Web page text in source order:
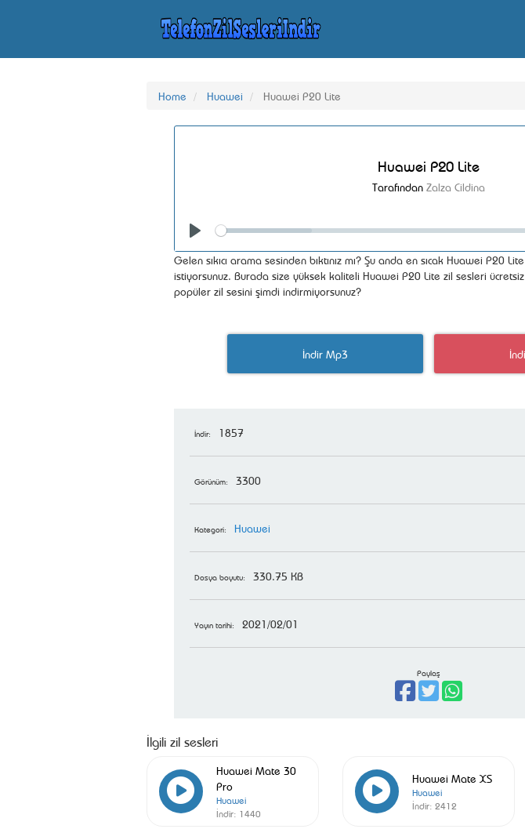
Home Huawei Huawei P20 Lite
Huawei P20 Lite
Tarafından Zalza Cildina
Seek
Gelen sıkıcı arama sesinden bıktınız mı? Şu anda en sıcak Huawei P20
istiyorsunuz. Burada size yüksek kaliteli Huawei P20 Lite zil sesleri
popüler zil sesini şimdi indirmiyorsunuz?
İndir Mp3
İndir: 1857
Görünüm: 3300
Kategori: Huawei
Dosya boyutu: 330.75 KB
Yayın tarihi: 2021/02/01
Paylaş
İlgili zil sesleri
Huawei Mate 30
Pro
Huawei
İndir: 1440
Huawei Mate XS
Huawei
İndir: 2412